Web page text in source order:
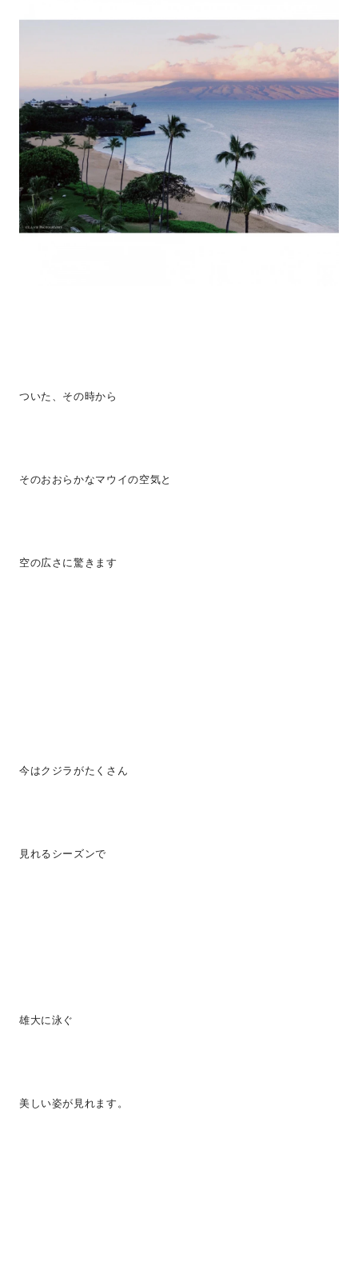
ついた、その時から
そのおおらかなマウイの空気と
空の広さに驚きます
今はクジラがたくさん
見れるシーズンで
雄大に泳ぐ
美しい姿が見れます。